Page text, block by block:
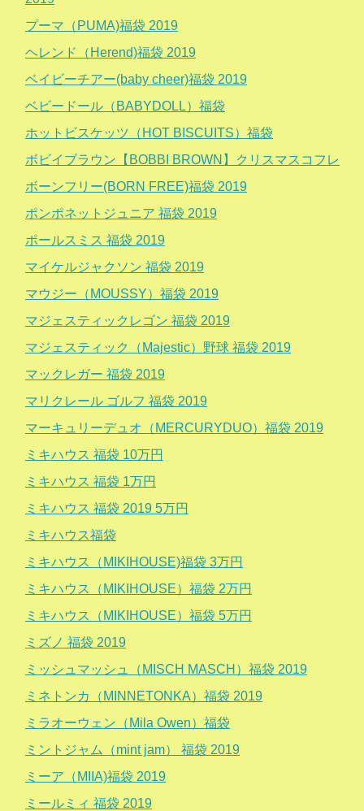
プーマ（PUMA)福袋 2019
ヘレンド（Herend)福袋 2019
ベイビーチアー(baby cheer)福袋 2019
ベビードール（BABYDOLL）福袋
ホットビスケッツ（HOT BISCUITS）福袋
ボビイブラウン【BOBBI BROWN】クリスマスコフレ
ボーンフリー(BORN FREE)福袋 2019
ポンポネットジュニア 福袋 2019
ポールスミス 福袋 2019
マイケルジャクソン 福袋 2019
マウジー（MOUSSY）福袋 2019
マジェスティックレゴン 福袋 2019
マジェスティック（Majestic）野球 福袋 2019
マックレガー 福袋 2019
マリクレール ゴルフ 福袋 2019
マーキュリーデュオ（MERCURYDUO）福袋 2019
ミキハウス 福袋 10万円
ミキハウス 福袋 1万円
ミキハウス 福袋 2019 5万円
ミキハウス福袋
ミキハウス（MIKIHOUSE)福袋 3万円
ミキハウス（MIKIHOUSE）福袋 2万円
ミキハウス（MIKIHOUSE）福袋 5万円
ミズノ 福袋 2019
ミッシュマッシュ（MISCH MASCH）福袋 2019
ミネトンカ（MINNETONKA）福袋 2019
ミラオーウェン（Mila Owen）福袋
ミントジャム（mint jam） 福袋 2019
ミーア（MIIA)福袋 2019
ミールミィ 福袋 2019